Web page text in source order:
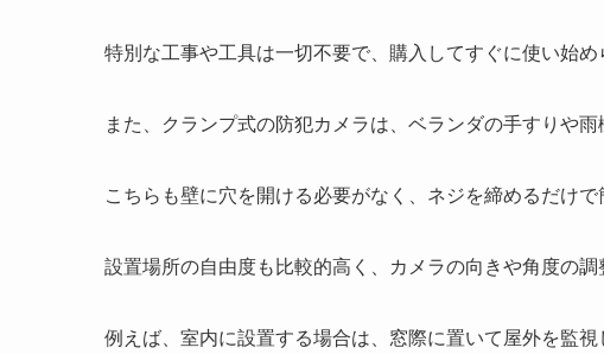
特別な工事や工具は一切不要で、購入してすぐに使い始め
また、クランプ式の防犯カメラは、ベランダの手すりや
こちらも壁に穴を開ける必要がなく、ネジを締めるだけで
設置場所の自由度も比較的高く 、カメラの向きや角度の
例えば、室内に設置する場合は、窓際に置いて屋外を監